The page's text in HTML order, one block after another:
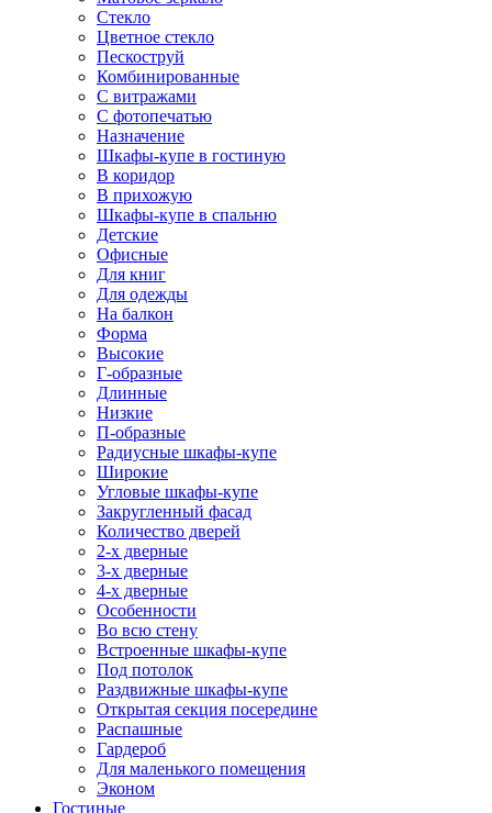
Стекло
Цветное стекло
Пескоструй
Комбинированные
С витражами
С фотопечатью
Назначение
Шкафы-купе в гостиную
В коридор
В прихожую
Шкафы-купе в спальню
Детские
Офисные
Для книг
Для одежды
На балкон
Форма
Высокие
Г-образные
Длинные
Низкие
П-образные
Радиусные шкафы-купе
Широкие
Угловые шкафы-купе
Закругленный фасад
Количество дверей
2-х дверные
3-х дверные
4-х дверные
Особенности
Во всю стену
Встроенные шкафы-купе
Под потолок
Раздвижные шкафы-купе
Открытая секция посередине
Распашные
Гардероб
Для маленького помещения
Эконом
Гостиные